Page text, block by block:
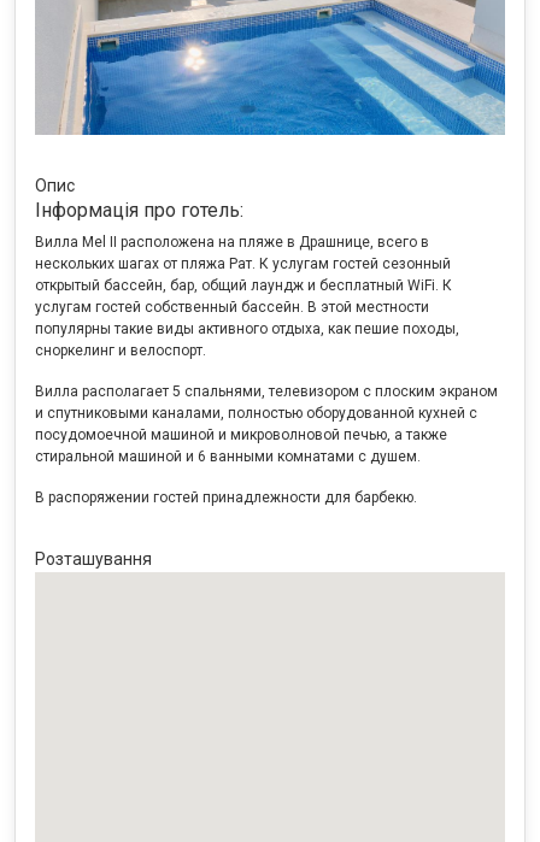
Опис
Інформація про готель:
Вилла Mel II расположена на пляже в Драшнице, всего в
нескольких шагах от пляжа Рат. К услугам гостей сезонный
открытый бассейн, бар, общий лаундж и бесплатный WiFi. К
услугам гостей собственный бассейн. В этой местности
популярны такие виды активного отдыха, как пешие походы,
сноркелинг и велоспорт.
Вилла располагает 5 спальнями, телевизором с плоским экраном
и спутниковыми каналами, полностью оборудованной кухней с
посудомоечной машиной и микроволновой печью, а также
стиральной машиной и 6 ванными комнатами с душем.
В распоряжении гостей принадлежности для барбекю.
Розташування